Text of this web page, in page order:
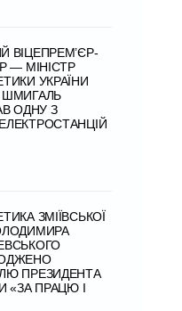
ВІЦЕПРЕМ’ЄР-
— МІНІСТР
УКРАЇНИ
ШМИГАЛЬ
ОДНУ З
ЗМІЇВСЬКОЇ
ПРЕЗИДЕНТА
«ЗА ПРАЦЮ І